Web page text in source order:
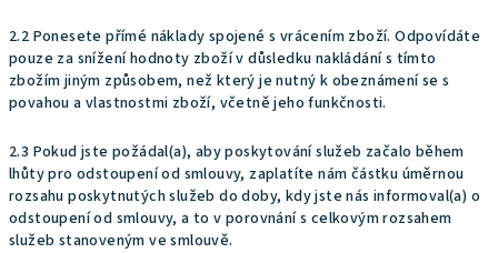
2.2 Ponesete přímé náklady spojené s vrácením zboží. Odpovídáte
pouze za snížení hodnoty zboží v důsledku nakládání s tímto
zbožím jiným způsobem, než který je nutný k obeznámení se s
povahou a vlastnostmi zboží, včetně jeho funkčnosti.
2.3 Pokud jste požádal(a), aby poskytování služeb začalo během
lhůty pro odstoupení od smlouvy, zaplatíte nám částku úměrnou
rozsahu poskytnutých služeb do doby, kdy jste nás informoval(a) o
odstoupení od smlouvy, a to v porovnání s celkovým rozsahem
služeb stanoveným ve smlouvě.